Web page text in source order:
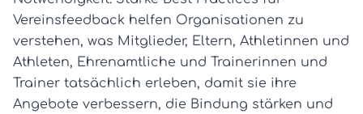
Vereinsfeedback helfen Organisationen zu
verstehen, was Mitglieder, Eltern, Athletinnen und
Athleten, Ehrenamtliche und Trainerinnen und
Trainer tatsächlich erleben, damit sie ihre
Angebote verbessern, die Bindung stärken und